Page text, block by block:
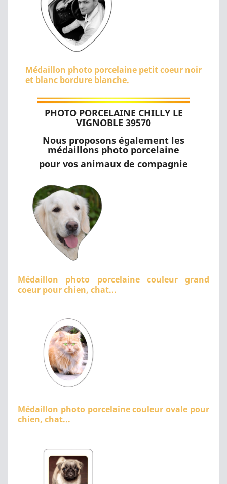
Médaillon photo porcelaine petit coeur noir
et blanc bordure blanche.
PHOTO PORCELAINE CHILLY LE
VIGNOBLE 39570
Nous proposons également les
médaillons photo porcelaine
pour vos animaux de compagnie
Médaillon photo porcelaine couleur grand
coeur pour chien, chat...
Médaillon photo porcelaine couleur ovale pour
chien, chat...